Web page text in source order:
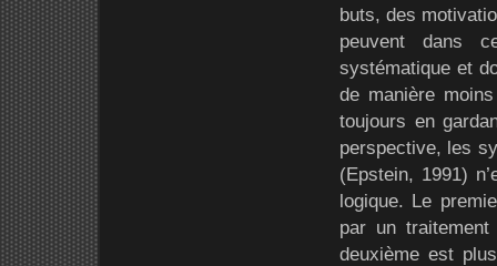
buts, des
peuvent dans
systématique et
de manière
toujours en
perspective, les
(Epstein, 1991)
logique. Le
par un
deuxième est